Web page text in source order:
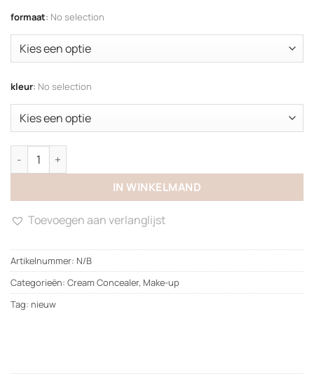
formaat: No selection
kleur: No selection
Cream Concealer aantal
IN WINKELMAND
Toevoegen aan verlanglijst
Artikelnummer: N/B
Categorieën: Cream Concealer, Make-up
Tag: nieuw